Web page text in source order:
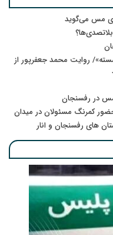
مس می‌گوید
روایت محمد جعفرپور از
در رفسنجان
حضور کمرنگ مسئولان در میدان
های رفسنجان و انار